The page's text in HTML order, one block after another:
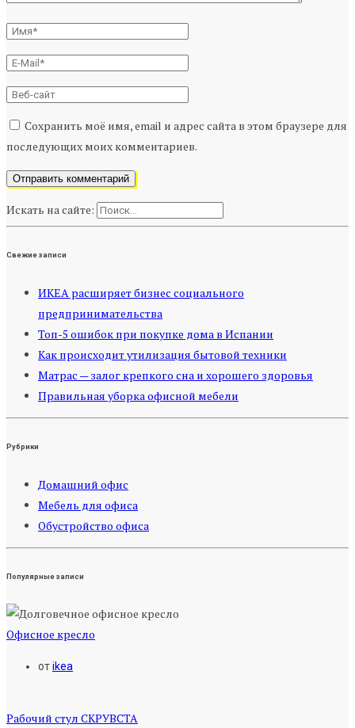
Сохранить моё имя, email и адрес сайта в этом браузере для
последующих моих комментариев.
Искать на сайте:
Свежие записи
ИКЕА расширяет бизнес социального
предпринимательства
Топ-5 ошибок при покупке дома в Испании
Как происходит утилизация бытовой техники
Матрас — залог крепкого сна и хорошего здоровья
Правильная уборка офисной мебели
Рубрики
Домашний офис
Мебель для офиса
Обустройство офиса
Популярные записи
Офисное кресло
отikea
Рабочий стул СКРУВСТА